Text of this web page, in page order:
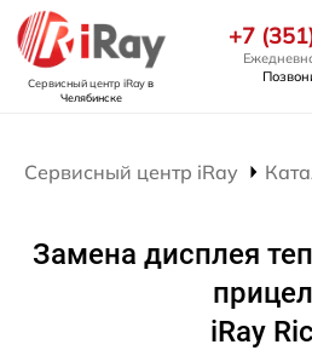
Сервисный центр iRayв
Челябинске
+7
Сервисный центр iRay
Замена дисплея
iRay